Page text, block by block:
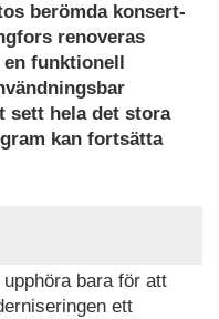
berömda konsert-
renoveras
funktionell
sett hela det stora
kan fortsätta
bara för att
ett